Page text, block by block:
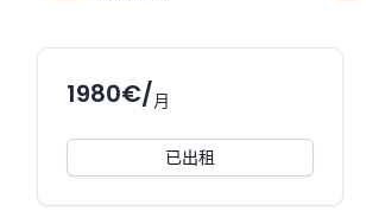
1980€/月
已出租